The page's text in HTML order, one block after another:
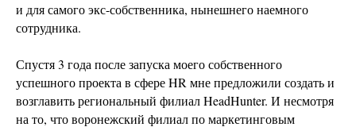
и для самого экс-собственника, нынешнего наемного
сотрудника.
Спустя 3 года после запуска моего собственного
успешного проекта в сфере HR мне предложили создать и
возглавить региональный филиал HeadHunter. И несмотря
на то, что воронежский филиал по маркетинговым